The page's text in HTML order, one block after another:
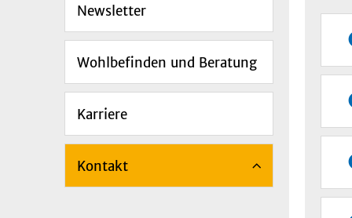
Newsletter
Wohlbefinden und Beratung
Karriere
Kontakt